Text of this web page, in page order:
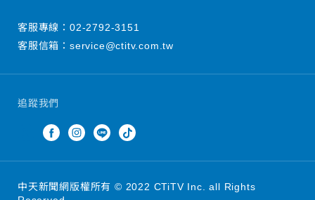
追蹤我們
客服專線： 02-2792-3151
客服信箱： service@ctitv.com.tw
中天新聞網版權所有 © 2022 CTiTV Inc. all Rights